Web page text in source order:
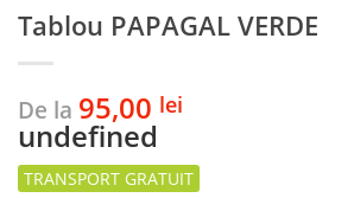
Tablou PAPAGAL VERDE
De la 95,00 lei
undefined